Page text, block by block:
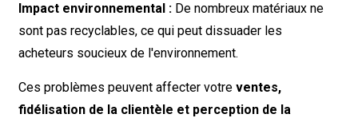
Impact environnemental :De nombreux matériaux ne
sont pas recyclables, ce qui peut dissuader les
acheteurs soucieux de l'environnement.
Ces problèmes peuvent affecter votre ventes,
fidélisation de la clientèle et perception de la